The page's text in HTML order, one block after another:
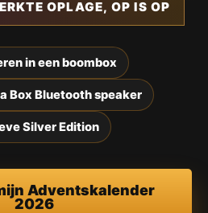
OPLAGE, OP IS OP
in een boombox
Box Bluetooth speaker
Silver Edition
Adventskalender
2026